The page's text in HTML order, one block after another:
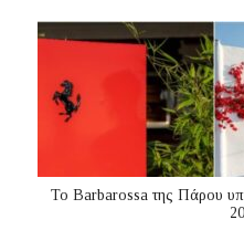
Το Barbarossa της Πάρου